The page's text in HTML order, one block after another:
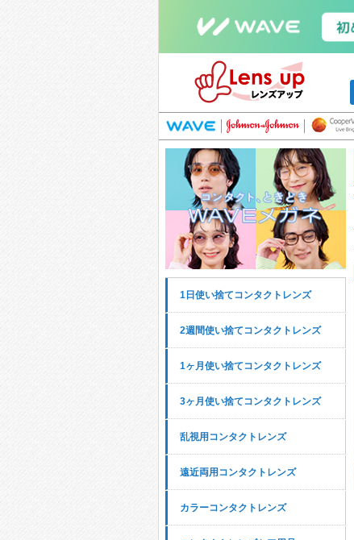
1日使い捨てコンタクトレンズ
2週間使い捨てコンタクトレンズ
1ヶ月使い捨てコンタクトレンズ
3ヶ月使い捨てコンタクトレンズ
乱視用コンタクトレンズ
遠近両用コンタクトレンズ
カラーコンタクトレンズ